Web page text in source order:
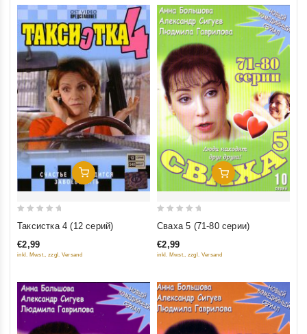
Добавить В Корзину
of
Таксистка 4 (12 серий)
€2,99
inkl. Mwst., zzgl. Versand
Добавить В Корзину
of
Сваха 5 (71-80 серии)
€2,99
inkl. Mwst., zzgl. Versand